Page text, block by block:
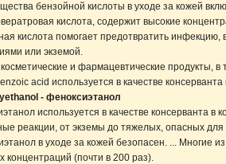
бензойной кислоты в уходе за кожей
кислота, содержит высокие
кислота помогает предотвратить
или экземой.
и фармацевтические продукты,
acid используется в качестве
- феноксиэтанол
используется в качестве консерванта
реакции, от экземы до тяжелых, опасных
в уходе за кожей безопасен. ... Многие
концентраций (почти в 200 раз).